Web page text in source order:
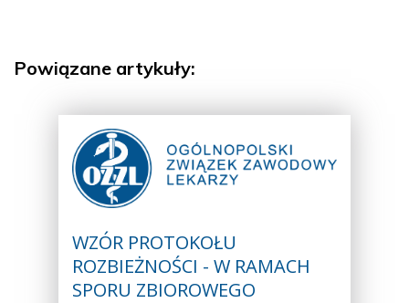
Powiązane artykuły:
WZÓR PROTOKOŁU
ROZBIEŻNOŚCI - W RAMACH
SPORU ZBIOROWEGO